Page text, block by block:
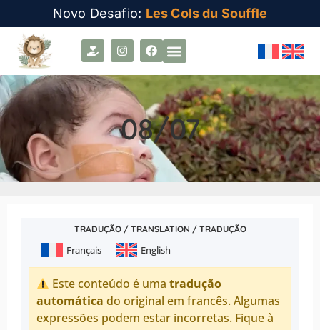
Novo Desafio: Les Cols du Souffle
08/07
TRADUÇÃO / TRANSLATION / TRADUÇÃO
Français English
Este conteúdo é umatradução
automática do original em francês. Algumas
expressões podem estar incorretas. Fique à